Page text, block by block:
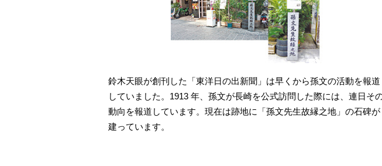
鈴木天眼が創刊した「東洋日の出新聞」は早くから孫文の活動を報道
していました。1913 年、孫文が長崎を公式訪問した際には、連日そ
動向を報道しています。現在は跡地に「孫文先生故縁之地」の石碑が
建っています。